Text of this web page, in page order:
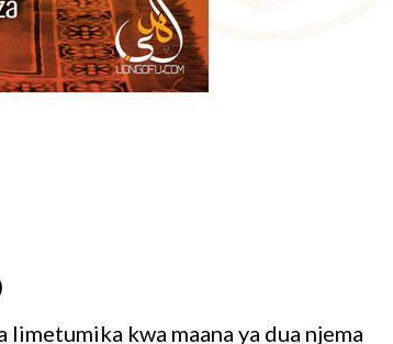
kwa maana ya dua njema